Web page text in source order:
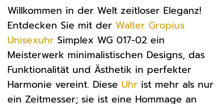
Willkommen in der Welt zeitloser Eleganz!
Entdecken Sie mit der Walter Gropius
Unisexuhr Simplex WG 017-02 ein
Meisterwerk minimalistischen Designs, das
Funktionalität und Ästhetik in perfekter
Harmonie vereint. Diese Uhr ist mehr als nur
ein Zeitmesser; sie ist eine Hommage an